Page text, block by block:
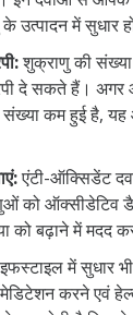
उत्पादन में सुधार
शुक्राणु की
दे सकते हैं।
कम हुई है, यह
एंटी-ऑक्सिडेंट
को ऑक्सीडेटिव
को बढ़ाने में मदद
में सुधार
करने एवं